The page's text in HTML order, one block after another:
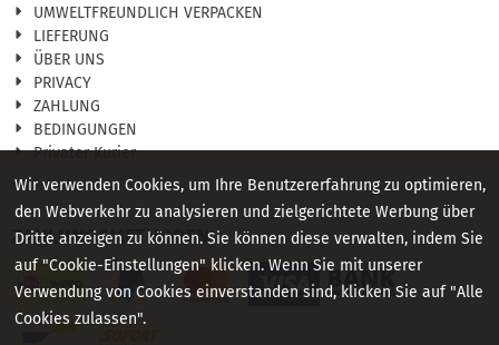
UMWELTFREUNDLICH VERPACKEN
LIEFERUNG
ÜBER UNS
PRIVACY
ZAHLUNG
BEDINGUNGEN
Privater Kurier
ZAHLUNGSMETHODEN
Wir verwenden Cookies, um Ihre Benutzererfahrung zu optimieren,
den Webverkehr zu analysieren und zielgerichtete Werbung über
Dritte anzeigen zu können. Sie können diese verwalten, indem Sie
auf "Cookie-Einstellungen" klicken. Wenn Sie mit unserer
Verwendung von Cookies einverstanden sind, klicken Sie auf "Alle
Cookies zulassen".